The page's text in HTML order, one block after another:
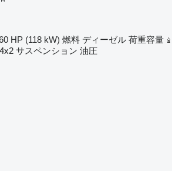
HP (118 kW) 燃料 ディーゼル 荷重容量
4x2 サスペンション 油圧